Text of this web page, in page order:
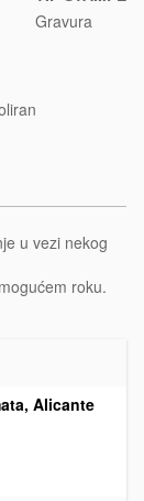
Gravura
u vezi nekog
roku.
Alicante